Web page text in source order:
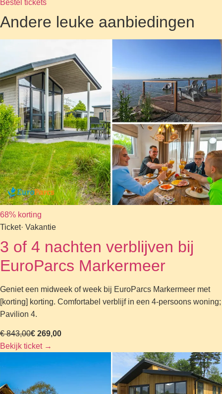
Bestel tickets
Andere leuke aanbiedingen
68% korting
Ticket· Vakantie
3 of 4 nachten verblijven bij
EuroParcs Markermeer
Geniet een midweek of week bij EuroParcs Markermeer met
[korting] korting. Comfortabel verblijf in een 4-persoons woning;
Pavilion 4.
€ 843,00€ 269,00
Bekijk ticket →